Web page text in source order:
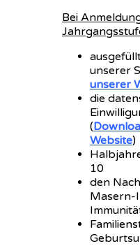
Bei
unserer
unserer
die
(
Website)
10
den
Masern-